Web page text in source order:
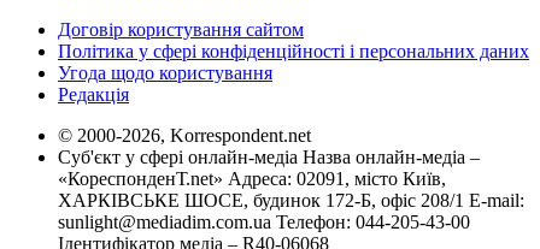
Договір користування сайтом
Політика у сфері конфіденційності і персональних даних
Угода щодо користування
Редакція
© 2000-2026, Korrespondent.net
Суб'єкт у сфері онлайн-медіа Назва онлайн-медіа –
«КореспонденТ.net» Адреса: 02091, місто Київ,
ХАРКІВСЬКЕ ШОСЕ, будинок 172-Б, офіс 208/1 E-mail:
sunlight@mediadim.com.ua Телефон: 044-205-43-00
Ідентифікатор медіа – R40-06068